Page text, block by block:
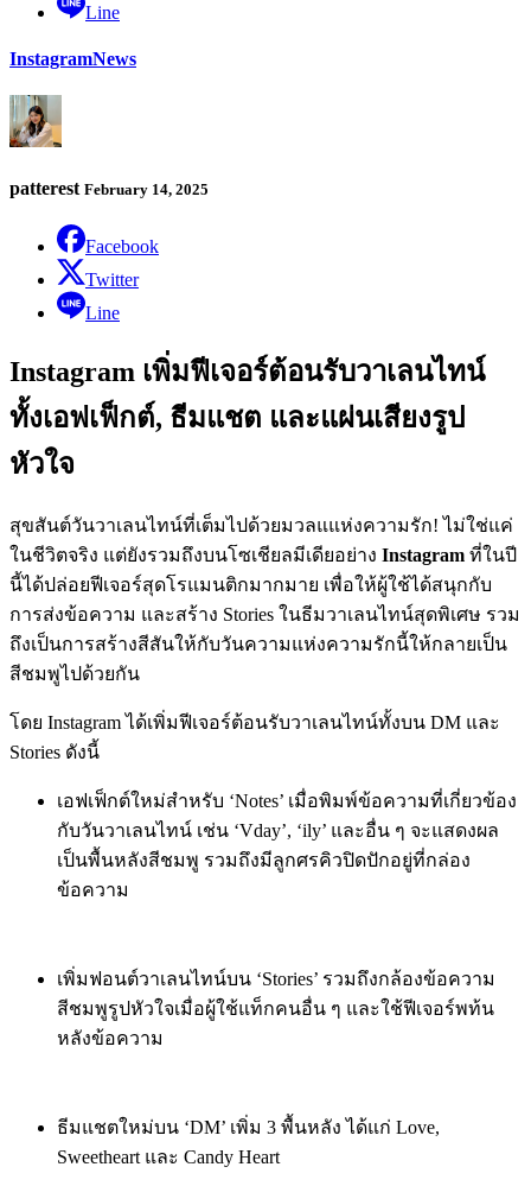
Line
InstagramNews
patterest February 14, 2025
Facebook
Twitter
Line
Instagram เพิ่มฟีเจอร์ต้อนรับวาเลนไทน์
ทั้งเอฟเฟ็กต์, ธีมแชต และแผ่นเสียงรูป
หัวใจ
สุขสันต์วันวาเลนไทน์ที่เต็มไปด้วยมวลแแห่งความรัก! ไม่ใช่แค่
ในชีวิตจริง แต่ยังรวมถึงบนโซเชียลมีเดียอย่าง Instagram ที่ในปี
นี้ได้ปล่อยฟีเจอร์สุดโรแมนติกมากมาย เพื่อให้ผู้ใช้ได้สนุกกับ
การส่งข้อความ และสร้าง Stories ในธีมวาเลนไทน์สุดพิเศษ รวม
ถึงเป็นการสร้างสีสันให้กับวันความแห่งความรักนี้ให้กลายเป็น
สีชมพูไปด้วยกัน
โดย Instagram ได้เพิ่มฟีเจอร์ต้อนรับวาเลนไทน์ทั้งบน DM และ
Stories ดังนี้
เอฟเฟ็กต์ใหม่สำหรับ ‘Notes’ เมื่อพิมพ์ข้อความที่เกี่ยวข้อง
กับวันวาเลนไทน์ เช่น ‘Vday’, ‘ily’ และอื่น ๆ จะแสดงผล
เป็นพื้นหลังสีชมพู รวมถึงมีลูกศรคิวปิดปักอยู่ที่กล่อง
ข้อความ
เพิ่มฟอนต์วาเลนไทน์บน ‘Stories’ รวมถึงกล้องข้อความ
สีชมพูรูปหัวใจเมื่อผู้ใช้แท็กคนอื่น ๆ และใช้ฟีเจอร์พท้น
หลังข้อความ
ธีมแชตใหม่บน ‘DM’ เพิ่ม 3 พื้นหลัง ได้แก่ Love,
Sweetheart และ Candy Heart